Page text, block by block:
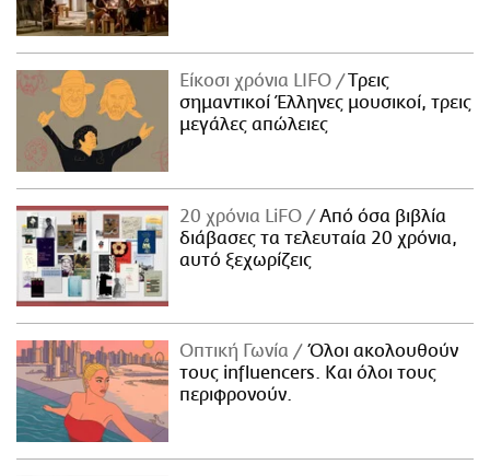
Είκοσι χρόνια LIFO
Tρεις
σημαντικοί Έλληνες μουσικοί, τρεις
μεγάλες απώλειες
20 χρόνια LiFO
Από όσα βιβλία
διάβασες τα τελευταία 20 χρόνια,
αυτό ξεχωρίζεις
Οπτική Γωνία
Όλοι ακολουθούν
τους influencers. Και όλοι τους
περιφρονούν.